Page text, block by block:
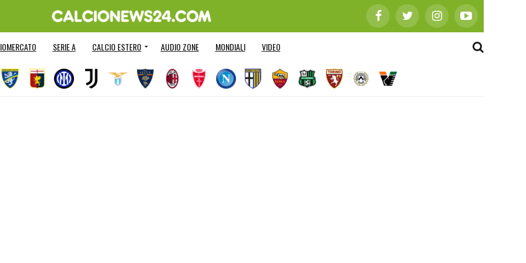
SERIE A CALCIO ESTERO AUDIO ZONE MONDIALI VIDEO